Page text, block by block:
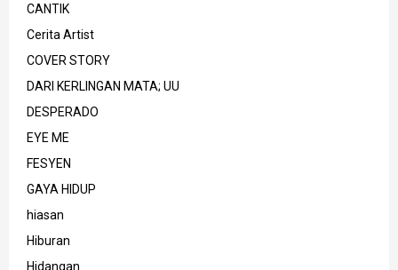
CANTIK
Cerita Artist
COVER STORY
DARI KERLINGAN MATA; UU
DESPERADO
EYE ME
FESYEN
GAYA HIDUP
hiasan
Hiburan
Hidangan